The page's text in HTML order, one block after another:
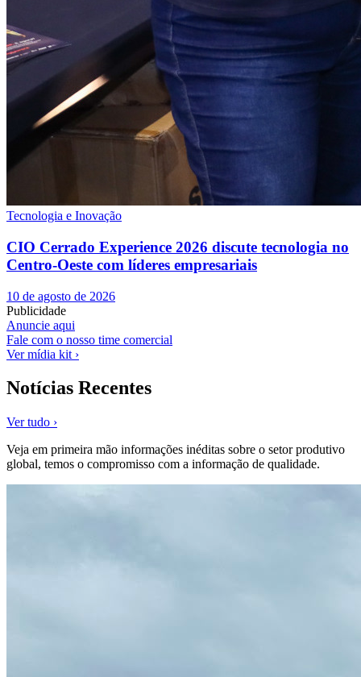
Tecnologia e Inovação
CIO Cerrado Experience 2026 discute tecnologia no
Centro-Oeste com líderes empresariais
10 de agosto de 2026
Publicidade
Anuncie aqui
Fale com o nosso time comercial
Ver mídia kit ›
Notícias Recentes
Ver tudo ›
Veja em primeira mão informações inéditas sobre o setor produtivo
global, temos o compromisso com a informação de qualidade.